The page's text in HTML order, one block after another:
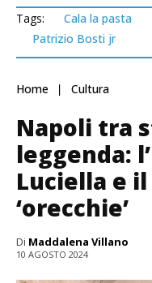
Tags: Cala la pasta
Patrizio Bosti jr
Home Cultura
Napoli tra
leggenda:
Luciella e
‘orecchie’
Di Maddalena Villano
10 AGOSTO 2024